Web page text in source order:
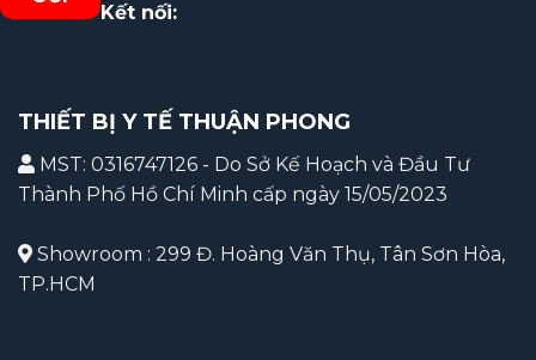
Kết nối:
THIẾT BỊ Y TẾ THUẬN PHONG
MST: 0316747126 - Do Sở Kế Hoạch và Đầu Tư
Thành Phố Hồ Chí Minh cấp ngày 15/05/2023
Showroom : 299 Đ. Hoàng Văn Thụ, Tân Sơn Hòa,
TP.HCM